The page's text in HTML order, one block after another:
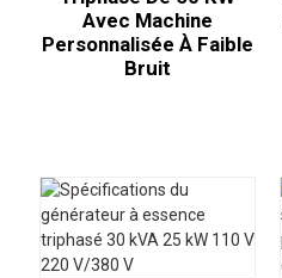
Avec Machine
Personnalisée À Faible
Bruit